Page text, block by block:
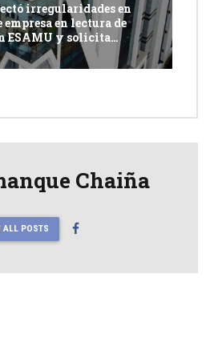
irregularidades en
en lectura de
ESAMU y solicita
contra funcionarios
Chaiña
ALL POSTS